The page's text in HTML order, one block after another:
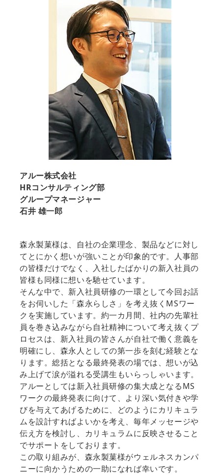
アルー株式会社
HRコンサルティング部
グループマネージャー
石井 雄一郎
森永製菓様は、自社の企業理念、製品などに対し
てとにかく想いが強いことが印象的です。人事部
の皆様だけでなく、入社したばかりの新入社員の
皆様も同様に想いを馳せています。
そんな中で、新入社員研修の一環として今回お話
をお伺いした「森永らしさ」を考え抜くMSワー
クを実施しています。約一カ月間、社内の先輩社
員を巻き込みながら自社精神について考え抜くプ
ロセスは、新入社員の皆さんが自社で働く意義を
明確にし、森永人としての第一歩を刻む経験とな
ります。総括となる最終発表の場では、想いが込
み上げて涙が溢れる受講生もいらっしゃいます。
アルーとしては新入社員研修の集大成となるMS
ワークの最終発表に向けて、より深い気付きや学
びを与えてあげるために、どのようにカリキュラ
ムを設計すればよいかを考え、毎年メッセージや
伝え方を検討し、カリキュラムに反映させること
でサポートをしております。
この取り組みが、森永製菓様がウェルネスカンパ
ニーに向かうための一助になれば幸いです。